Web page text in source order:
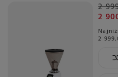
2
2
2